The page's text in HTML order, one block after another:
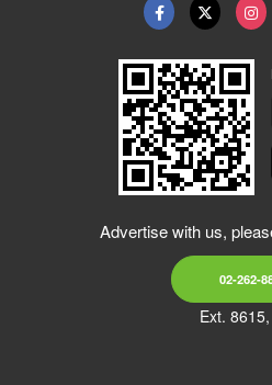
Advertise with us,
02-262-
Ext.